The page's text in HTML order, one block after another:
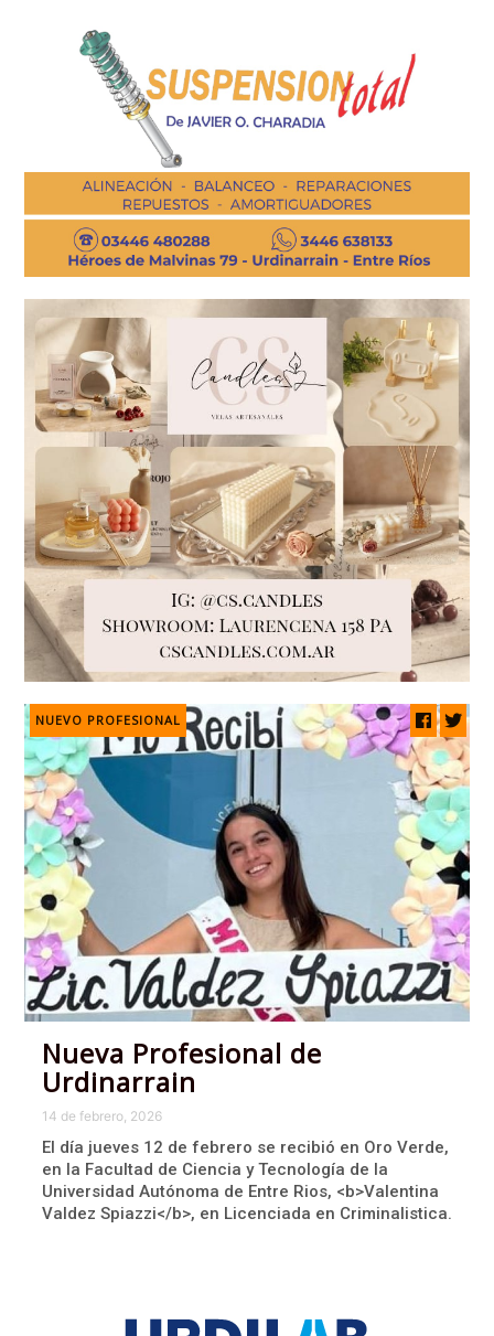
NUEVO PROFESIONAL
Nueva Profesional de
Urdinarrain
14 de febrero, 2026
El día jueves 12 de febrero se recibió en Oro Verde,
en la Facultad de Ciencia y Tecnología de la
Universidad Autónoma de Entre Rios, <b>Valentina
Valdez Spiazzi</b>, en Licenciada en Criminalistica.